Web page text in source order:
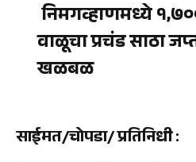
निमगव्हाणमध्ये
वाळूचा प्रचंड साठा
खळबळ
साईमत/चोपडा/ प्रतिनिधी: